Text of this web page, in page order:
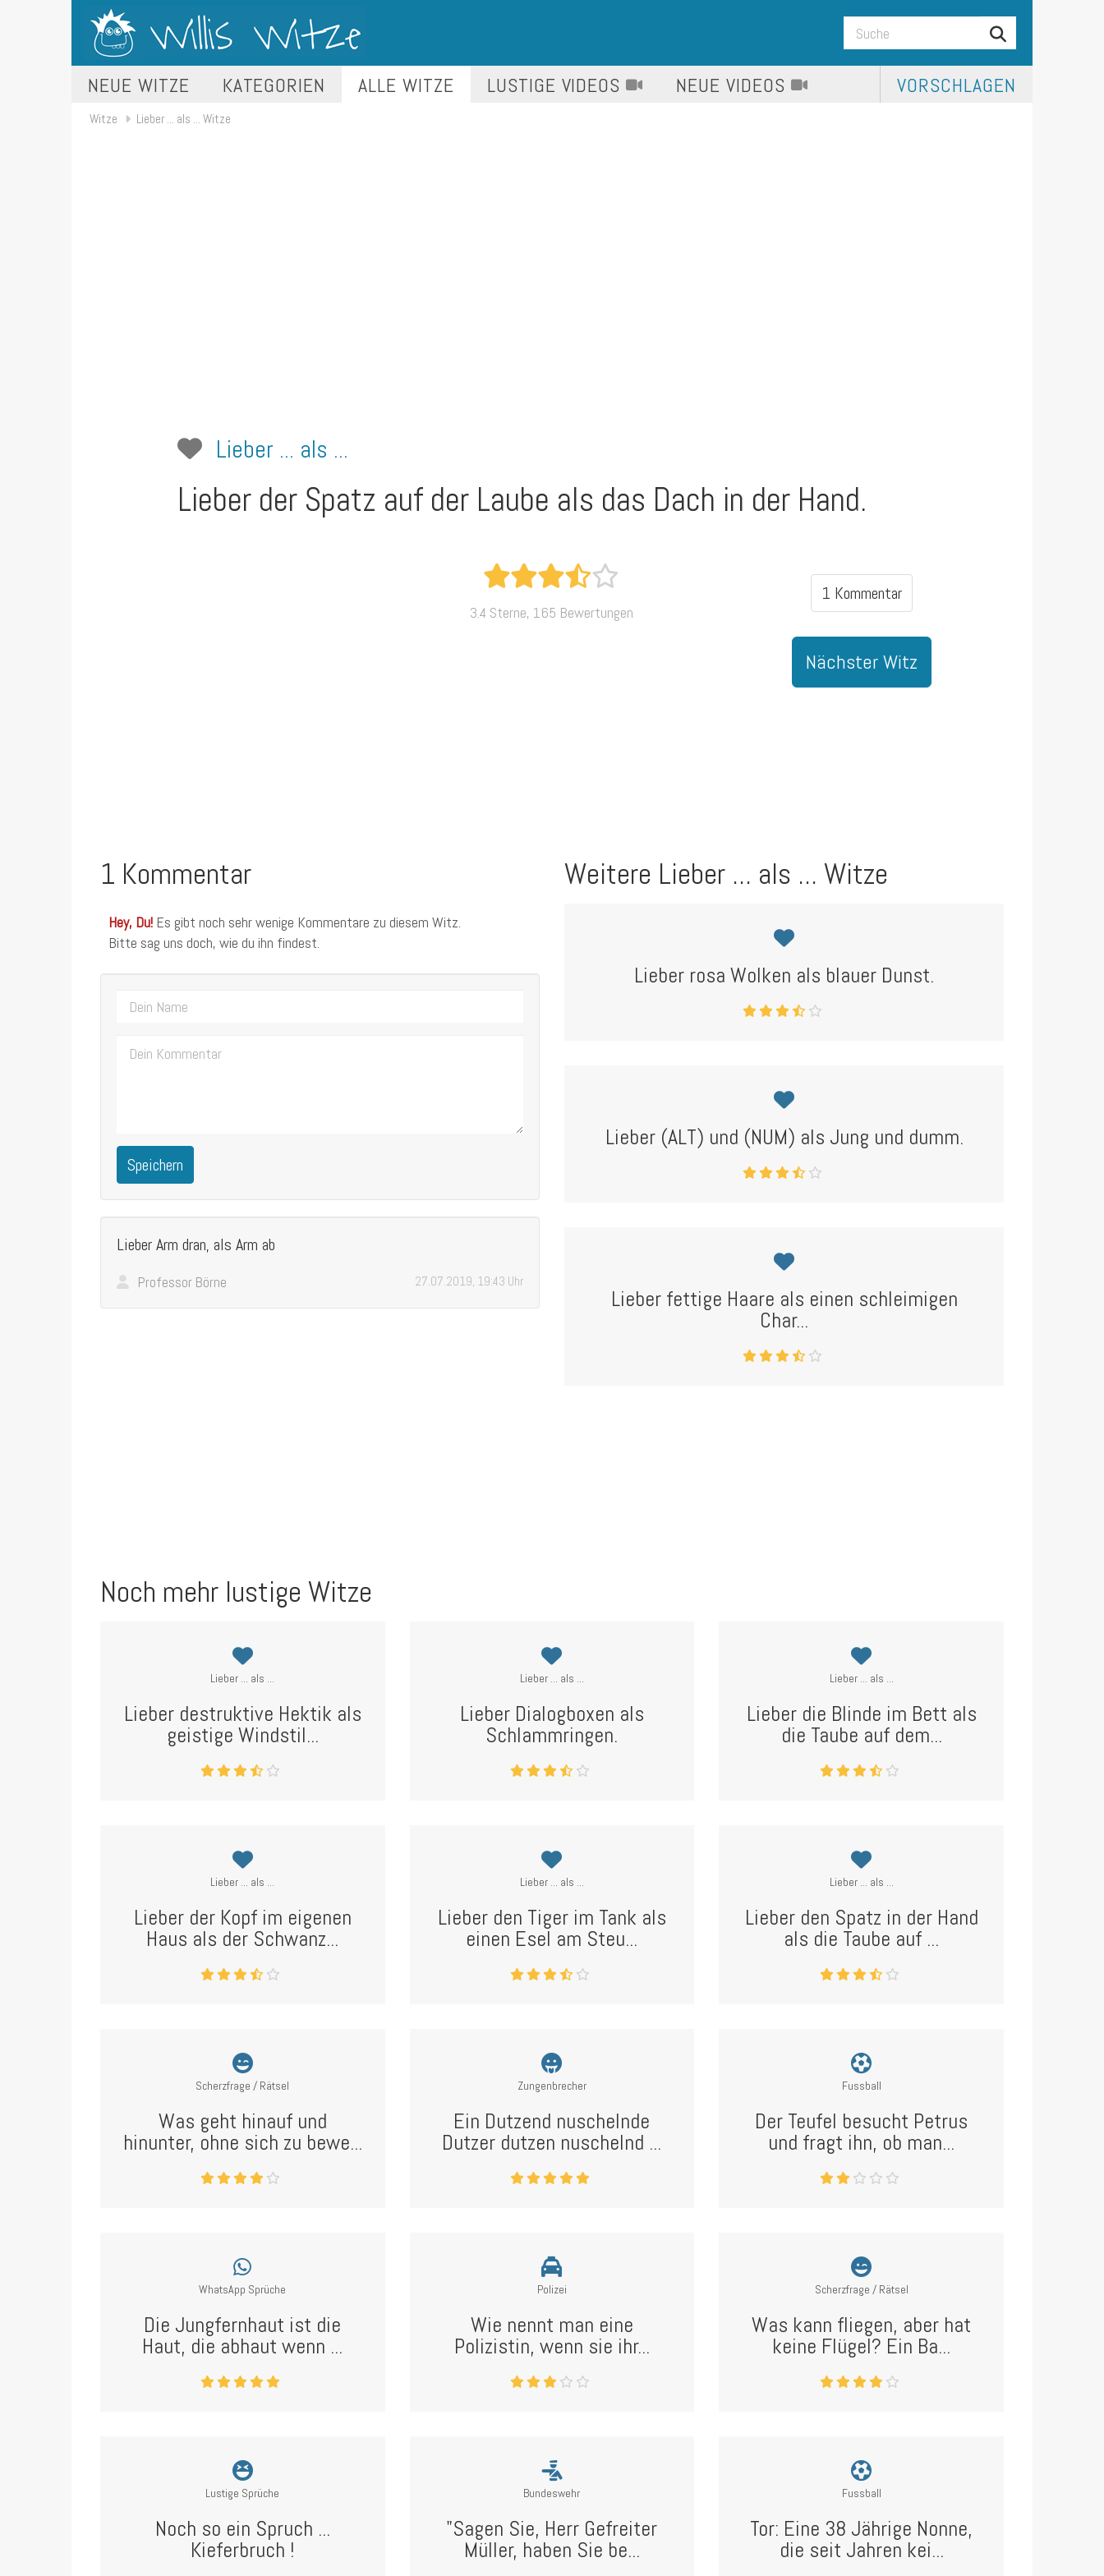
NEUE WITZE KATEGORIEN ALLE WITZE LUSTIGE VIDEOS NEUE VIDEOS VORSCHLAGEN
Witze Lieber ... als ... Witze
Lieber ... als ...
Lieber der Spatz auf der Laube als das Dach in der Hand.
3.4 Sterne, 165 Bewertungen
1 Kommentar
Nächster Witz
1 Kommentar
Hey, Du! Es gibt noch sehr wenige Kommentare zu diesem Witz.
Bitte sag uns doch, wie du ihn findest.
Speichern
Lieber Arm dran, als Arm ab
Professor Börne 27.07.2019, 19:43 Uhr
Weitere Lieber ... als ... Witze
Lieber rosa Wolken als blauer Dunst.
Lieber (ALT) und (NUM) als Jung und dumm.
Lieber fettige Haare als einen schleimigen
Char...
Noch mehr lustige Witze
Lieber ... als ...
Lieber destruktive Hektik als
geistige Windstil...
Lieber ... als ...
Lieber Dialogboxen als
Schlammringen.
Lieber ... als ...
Lieber die Blinde im Bett als
die Taube auf dem...
Lieber ... als ...
Lieber der Kopf im eigenen
Haus als der Schwanz...
Lieber ... als ...
Lieber den Tiger im Tank als
einen Esel am Steu...
Lieber ... als ...
Lieber den Spatz in der Hand
als die Taube auf ...
Scherzfrage / Rätsel
Was geht hinauf und
hinunter, ohne sich zu bewe...
Zungenbrecher
Ein Dutzend nuschelnde
Dutzer dutzen nuschelnd ...
Fussball
Der Teufel besucht Petrus
und fragt ihn, ob man...
WhatsApp Sprüche
Die Jungfernhaut ist die
Haut, die abhaut wenn ...
Polizei
Wie nennt man eine
Polizistin, wenn sie ihr...
Scherzfrage / Rätsel
Was kann fliegen, aber hat
keine Flügel? Ein Ba...
Lustige Sprüche
Noch so ein Spruch ...
Kieferbruch !
Bundeswehr
"Sagen Sie, Herr Gefreiter
Müller, haben Sie be...
Fussball
Tor: Eine 38 Jährige Nonne,
die seit Jahren kei...